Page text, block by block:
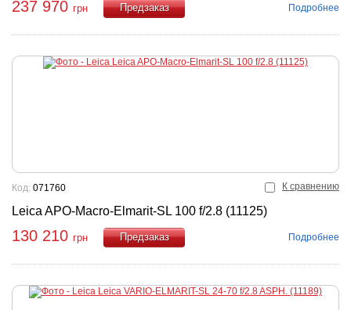
237 970 грн
Подробнее
К сравнению
Leica APO-Macro-Elmarit-SL 100 f/2.8 (11125)
Код: 071760
130 210 грн
Подробнее